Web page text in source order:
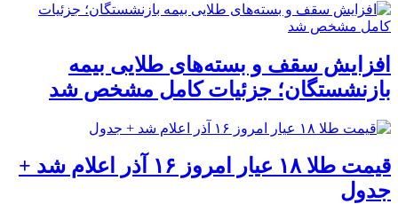
افزایش سقف و بسته‌های طلایی بیمه
بازنشستگان؛ جزئیات کامل مشخص شد
قیمت طلا ۱۸ عیار امروز ۱۶ آذر اعلام شد +
جدول